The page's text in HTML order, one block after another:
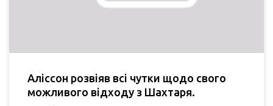
Аліссон розвіяв всі чутки щодо свого
можливого відходу з Шахтаря.